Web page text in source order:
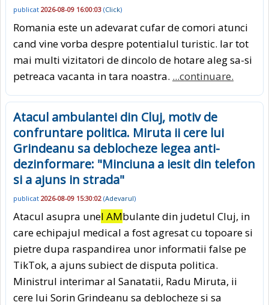
publicat 2026-08-09 16:00:03 (Click)
Romania este un adevarat cufar de comori atunci
cand vine vorba despre potentialul turistic. Iar tot
mai multi vizitatori de dincolo de hotare aleg sa-si
petreaca vacanta in tara noastra. ...continuare.
Atacul ambulantei din Cluj, motiv de
confruntare politica. Miruta ii cere lui
Grindeanu sa deblocheze legea anti-
dezinformare: "Minciuna a iesit din telefon
si a ajuns in strada"
publicat 2026-08-09 15:30:02 (Adevarul)
Atacul asupra uneI AMbulante din judetul Cluj, in
care echipajul medical a fost agresat cu topoare si
pietre dupa raspandirea unor informatii false pe
TikTok, a ajuns subiect de disputa politica.
Ministrul interimar al Sanatatii, Radu Miruta, ii
cere lui Sorin Grindeanu sa deblocheze si sa